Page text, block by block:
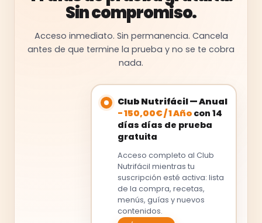
Sin compromiso.
Acceso inmediato. Sin permanencia. Cancela
antes de que termine la prueba y no se te cobra
nada.
Club Nutrifácil — Anual
-150,00€/1 Año con 14
días días de prueba
gratuita
Acceso completo al Club
Nutrifácil mientras tu
suscripción esté activa: lista
de la compra, recetas,
menús, guías y nuevos
contenidos.